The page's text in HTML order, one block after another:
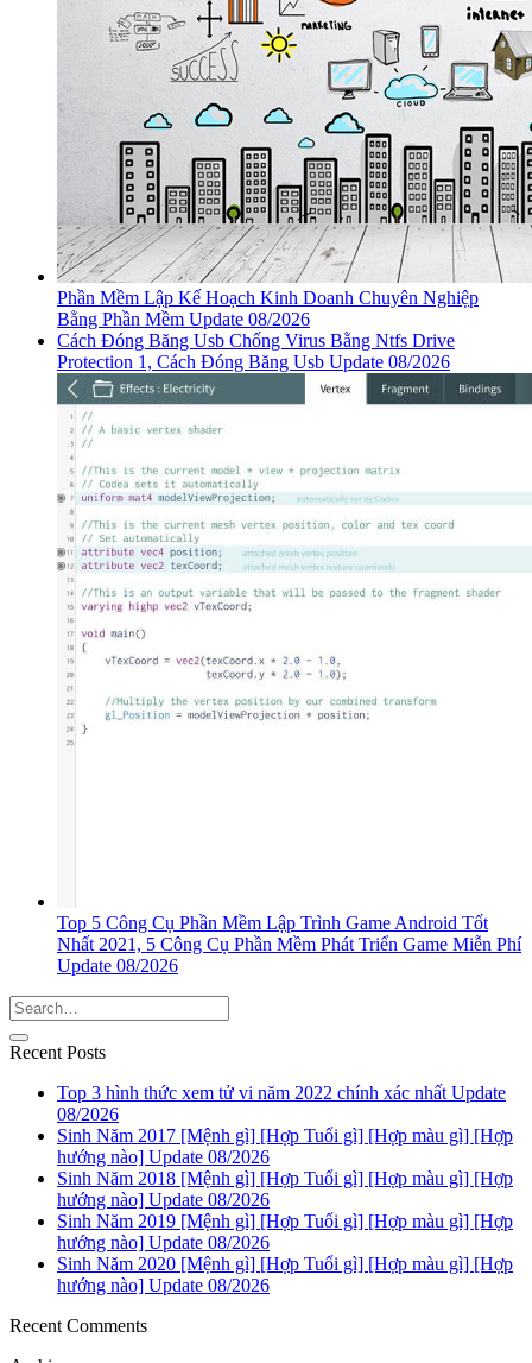
Phần Mềm Lập Kế Hoạch Kinh Doanh Chuyên Nghiệp
Bằng Phần Mềm Update 08/2026
Cách Đóng Băng Usb Chống Virus Bằng Ntfs Drive
Protection 1, Cách Đóng Băng Usb Update 08/2026
Top 5 Công Cụ Phần Mềm Lập Trình Game Android Tốt
Nhất 2021, 5 Công Cụ Phần Mềm Phát Triển Game Miễn Phí
Update 08/2026
Recent Posts
Top 3 hình thức xem tử vi năm 2022 chính xác nhất Update
08/2026
Sinh Năm 2017 [Mệnh gì] [Hợp Tuổi gì] [Hợp màu gì] [Hợp
hướng nào] Update 08/2026
Sinh Năm 2018 [Mệnh gì] [Hợp Tuổi gì] [Hợp màu gì] [Hợp
hướng nào] Update 08/2026
Sinh Năm 2019 [Mệnh gì] [Hợp Tuổi gì] [Hợp màu gì] [Hợp
hướng nào] Update 08/2026
Sinh Năm 2020 [Mệnh gì] [Hợp Tuổi gì] [Hợp màu gì] [Hợp
hướng nào] Update 08/2026
Recent Comments